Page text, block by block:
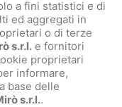
a fini statistici e di
ed aggregati in
o di terze
s.r.l. e fornitori
proprietari
informare,
base delle
s.r.l..